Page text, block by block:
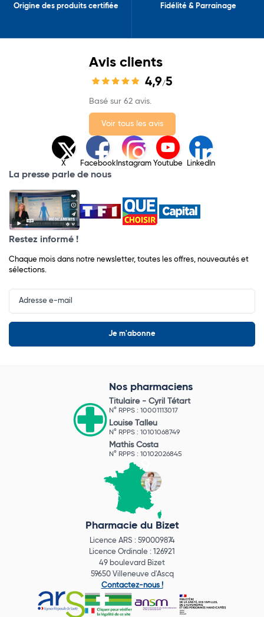
Origine des produits certifiée Fidélité & Parrainage
Avis clients
4,9/5
Basé sur 62 avis.
Voir tous les avis
X Facebook Instagram Youtube LinkedIn
La presse parle de nous
Restez informé !
Chaque mois dans notre newsletter, toutes les offres, nouveautés et
sélections.
Input
Newsletter
Nos pharmaciens
Titulaire - Cyril Tétart
N° RPPS : 10001113017
Louise Talleu
N° RPPS : 10101068749
Mathis Costa
N° RPPS : 10102026845
Pharmacie du Bizet
Licence ARS : 590009874
Licence Ordinale : 126921
49 boulevard Bizet
59650 Villeneuve d'Ascq
Contactez-nous !